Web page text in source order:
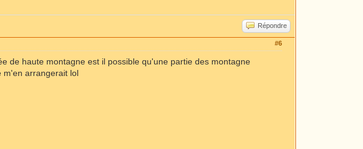
Répondre
#6
de haute montagne est il possible qu'une partie des montagne
m'en arrangerait lol